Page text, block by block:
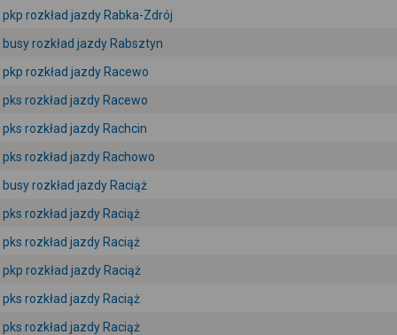
pkp rozkład jazdy Rabka-Zdrój
busy rozkład jazdy Rabsztyn
pkp rozkład jazdy Racewo
pks rozkład jazdy Racewo
pks rozkład jazdy Rachcin
pks rozkład jazdy Rachowo
busy rozkład jazdy Raciąż
pks rozkład jazdy Raciąż
pks rozkład jazdy Raciąż
pkp rozkład jazdy Raciąż
pks rozkład jazdy Raciąż
pks rozkład jazdy Raciąż